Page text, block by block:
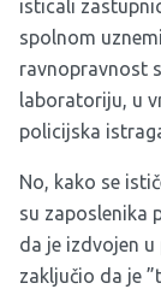
isticali
spolnom
ravnopravnost
laboratoriju, u
policijska
No, kako se
su zaposlenika
da je izdvojen
zaključio da je